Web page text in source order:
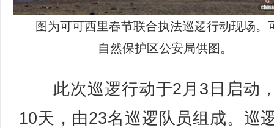
图为可可西里春节联合执法巡逻行动现场。
自然保护区公安局供图。
此次巡逻行动于2月3日启动
10天，由23名巡逻队员组成。巡